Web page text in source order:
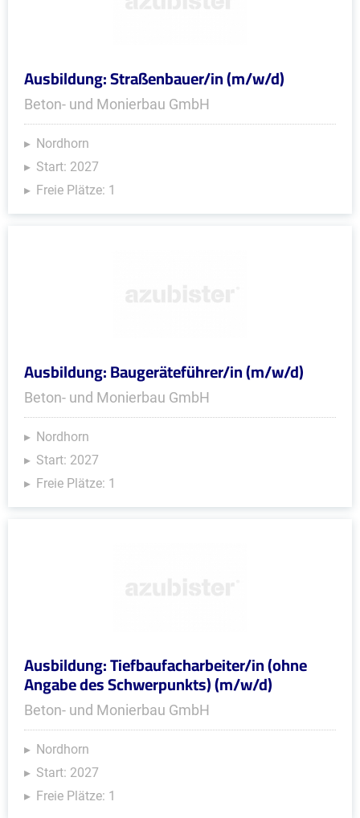
Ausbildung: Straßenbauer/in (m/w/d)
Beton- und Monierbau GmbH
Nordhorn
Start: 2027
Freie Plätze: 1
Ausbildung: Baugeräteführer/in (m/w/d)
Beton- und Monierbau GmbH
Nordhorn
Start: 2027
Freie Plätze: 1
Ausbildung: Tiefbaufacharbeiter/in (ohne
Angabe des Schwerpunkts) (m/w/d)
Beton- und Monierbau GmbH
Nordhorn
Start: 2027
Freie Plätze: 1